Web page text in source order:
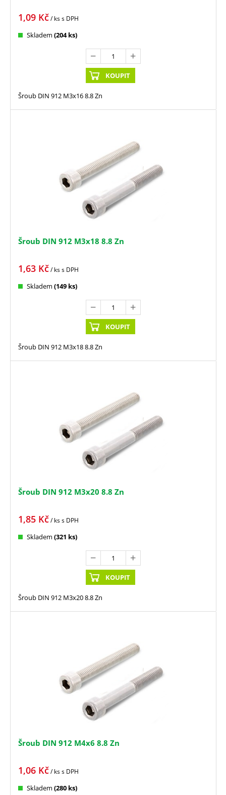
1,09 Kč/ kss DPH
Skladem (204 ks)
KOUPIT
Šroub DIN 912 M3x16 8.8 Zn
Šroub DIN 912 M3x18 8.8 Zn
1,63 Kč/ kss DPH
Skladem (149 ks)
KOUPIT
Šroub DIN 912 M3x18 8.8 Zn
Šroub DIN 912 M3x20 8.8 Zn
1,85 Kč/ kss DPH
Skladem (321 ks)
KOUPIT
Šroub DIN 912 M3x20 8.8 Zn
Šroub DIN 912 M4x6 8.8 Zn
1,06 Kč/ kss DPH
Skladem (280 ks)